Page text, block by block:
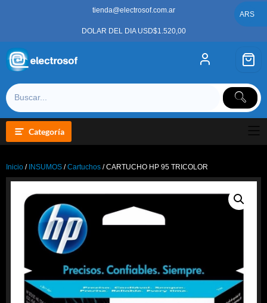
tienda@electrosof.com.ar
DOLAR DEL DIA USD$1.520,00
Categoría
Inicio / INSUMOS /Cartuchos / CARTUCHO HP 95 TRICOLOR
ARS